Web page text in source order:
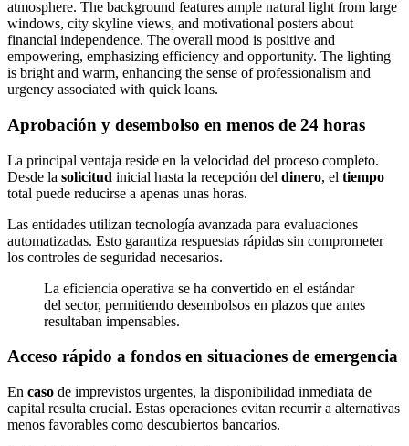
Aprobación y desembolso en menos de 24 horas
La principal ventaja reside en la velocidad del proceso completo.
Desde la solicitud inicial hasta la recepción del dinero, el tiempo
total puede reducirse a apenas unas horas.
Las entidades utilizan tecnología avanzada para evaluaciones
automatizadas. Esto garantiza respuestas rápidas sin comprometer
los controles de seguridad necesarios.
La eficiencia operativa se ha convertido en el estándar
del sector, permitiendo desembolsos en plazos que antes
resultaban impensables.
Acceso rápido a fondos en situaciones de emergencia
En caso de imprevistos urgentes, la disponibilidad inmediata de
capital resulta crucial. Estas operaciones evitan recurrir a alternativas
menos favorables como descubiertos bancarios.